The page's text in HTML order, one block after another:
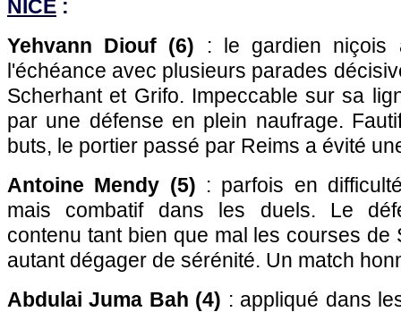
NICE :
Yehvann Diouf (6) : le gardien niçois
l'échéance avec plusieurs parades
Scherhant et Grifo. Impeccable sur sa
par une défense en plein naufrage.
buts, le portier passé par Reims a évité
Antoine Mendy (5) : parfois en
mais combatif dans les duels. Le
contenu tant bien que mal les courses de
autant dégager de sérénité. Un match
Abdulai Juma Bah (4) : appliqué dans